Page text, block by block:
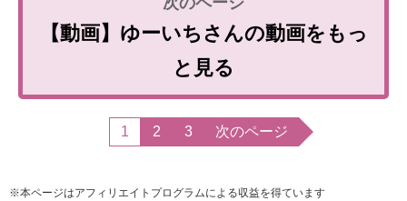
【動画】ゆーいちさんの動画をもっ
と見る
1 2 3 次のページ
※本ページはアフィリエイトプログラムによる収益を得ています